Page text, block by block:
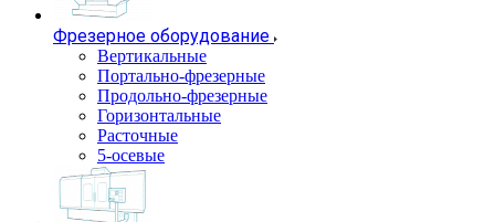
Фрезерное оборудование
Вертикальные
Портально-фрезерные
Продольно-фрезерные
Горизонтальные
Расточные
5-осевые